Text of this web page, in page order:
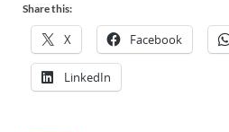
Share this:
X Facebook
LinkedIn